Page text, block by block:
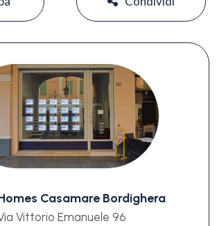
Casamare Bordighera
Vittorio Emanuele 96